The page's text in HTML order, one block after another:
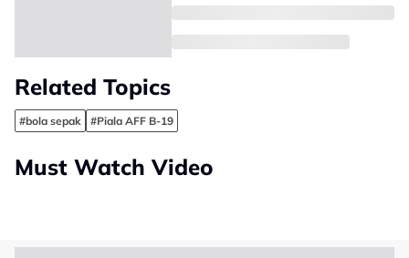
Related Topics
#bola sepak #Piala AFF B-19
Must Watch Video